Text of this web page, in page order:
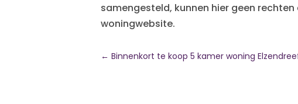
samengesteld, kunnen hier geen
woningwebsite.
← Binnenkort te koop 5 kamer woning